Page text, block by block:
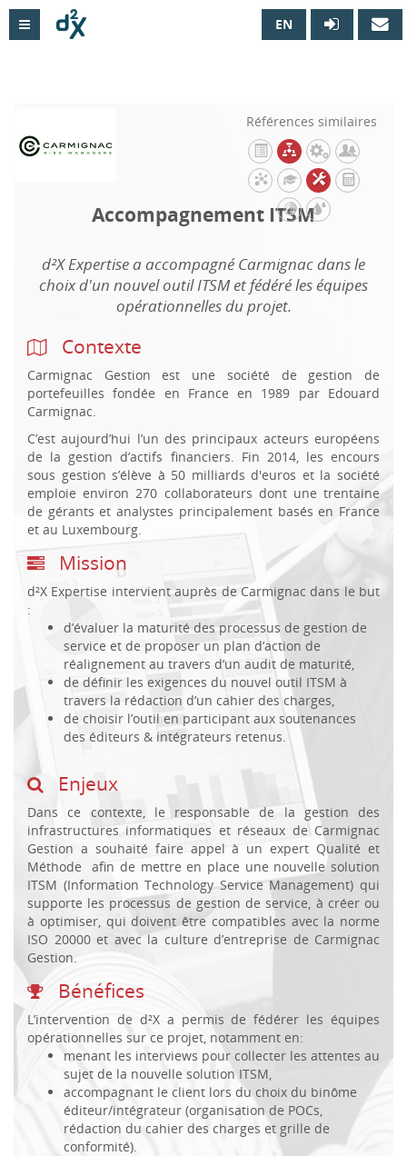

EN
Accompagnement ITSM
Références similaires
d²X Expertise a accompagné Carmignac dans le
choix d'un nouvel outil ITSM et fédéré les équipes
opérationnelles du projet.
Contexte
Carmignac Gestion est une société de gestion de
portefeuilles fondée en France en 1989 par Edouard
Carmignac.
C’est aujourd’hui l’un des principaux acteurs européens
de la gestion d’actifs financiers. Fin 2014, les encours
sous gestion s’élève à 50 milliards d'euros et la société
emploie environ 270 collaborateurs dont une trentaine
de gérants et analystes principalement basés en France
et au Luxembourg.
Mission
d²X Expertise intervient auprès de Carmignac dans le but
:
d’évaluer la maturité des processus de gestion de
service et de proposer un plan d’action de
réalignement au travers d’un audit de maturité,
de définir les exigences du nouvel outil ITSM à
travers la rédaction d’un cahier des charges,
de choisir l’outil en participant aux soutenances
des éditeurs & intégrateurs retenus.
Enjeux
Dans ce contexte, le responsable de la gestion des
infrastructures informatiques et réseaux de Carmignac
Gestion a souhaité faire appel à un expert Qualité et
Méthode afin de mettre en place une nouvelle solution
ITSM (Information Technology Service Management) qui
supporte les processus de gestion de service, à créer ou
à optimiser, qui doivent être compatibles avec la norme
ISO 20000 et avec la culture d’entreprise de Carmignac
Gestion.
Bénéfices
L’intervention de d²X a permis de fédérer les équipes
opérationnelles sur ce projet, notamment en:
menant les interviews pour collecter les attentes au
sujet de la nouvelle solution ITSM,
accompagnant le client lors du choix du binôme
éditeur/intégrateur (organisation de POCs,
rédaction du cahier des charges et grille de
conformité).